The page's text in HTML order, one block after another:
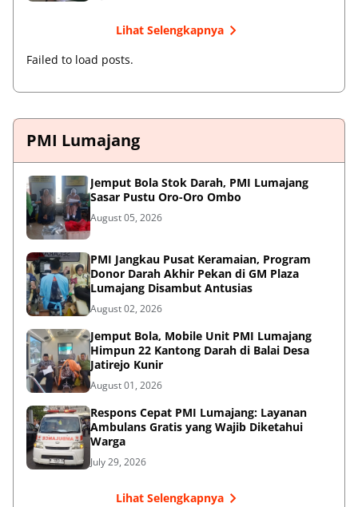
Lihat Selengkapnya
Failed to load posts.
PMI Lumajang
Jemput Bola Stok Darah, PMI Lumajang
Sasar Pustu Oro-Oro Ombo
August 05, 2026
PMI Jangkau Pusat Keramaian, Program
Donor Darah Akhir Pekan di GM Plaza
Lumajang Disambut Antusias
August 02, 2026
Jemput Bola, Mobile Unit PMI Lumajang
Himpun 22 Kantong Darah di Balai Desa
Jatirejo Kunir
August 01, 2026
Respons Cepat PMI Lumajang: Layanan
Ambulans Gratis yang Wajib Diketahui
Warga
July 29, 2026
Lihat Selengkapnya